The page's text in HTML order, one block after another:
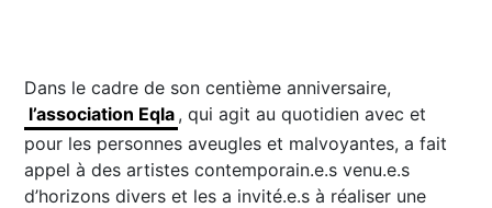
Dans le cadre de son centième anniversaire,
l’association Eqla , qui agit au quotidien avec et
pour les personnes aveugles et malvoyantes, a fait
appel à des artistes contemporain.e.s venu.e.s
d’horizons divers et les a invité.e.s à réaliser une